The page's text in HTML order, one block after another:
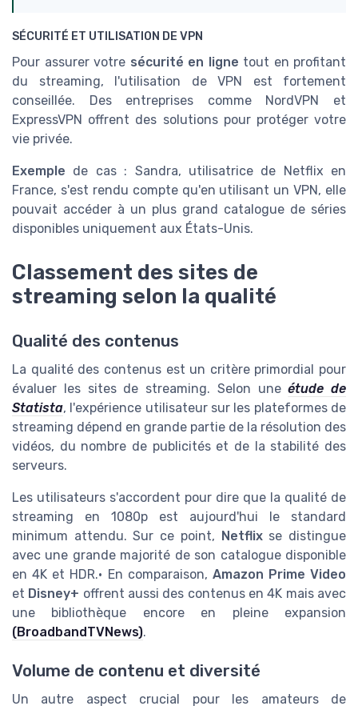
SÉCURITÉ ET UTILISATION DE VPN
Pour assurer votre sécurité en ligne tout en profitant
du streaming, l'utilisation de VPN est fortement
conseillée. Des entreprises comme NordVPN et
ExpressVPN offrent des solutions pour protéger votre
vie privée.
Exemple de cas : Sandra, utilisatrice de Netflix en
France, s'est rendu compte qu'en utilisant un VPN, elle
pouvait accéder à un plus grand catalogue de séries
disponibles uniquement aux États-Unis.
Classement des sites de
streaming selon la qualité
Qualité des contenus
La qualité des contenus est un critère primordial pour
évaluer les sites de streaming. Selon uneétude de
Statista, l'expérience utilisateur sur les plateformes de
streaming dépend en grande partie de la résolution des
vidéos, du nombre de publicités et de la stabilité des
serveurs.
Les utilisateurs s'accordent pour dire que la qualité de
streaming en 1080p est aujourd'hui le standard
minimum attendu. Sur ce point, Netflixse distingue
avec une grande majorité de son catalogue disponible
en 4K et HDR.• En comparaison, Amazon Prime Video
et Disney+ offrent aussi des contenus en 4K mais avec
une bibliothèque encore en pleine expansion
(BroadbandTVNews).
Volume de contenu et diversité
Un autre aspect crucial pour les amateurs de